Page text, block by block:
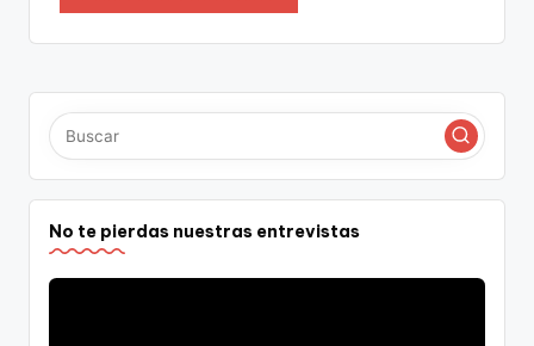
No te pierdas nuestras entrevistas